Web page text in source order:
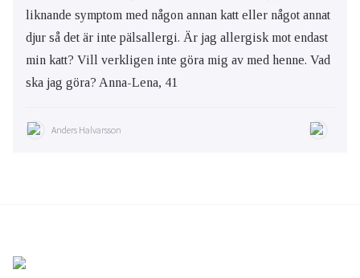
liknande symptom med någon annan katt eller något annat
djur så det är inte pälsallergi. Är jag allergisk mot endast
min katt? Vill verkligen inte göra mig av med henne. Vad
ska jag göra? Anna-Lena, 41
Anders Halvarsson